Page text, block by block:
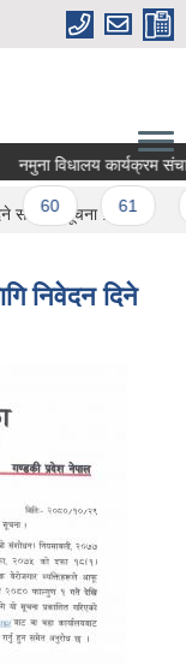
नमुना विधालय कार्यक्रम
60 61
सम्बन्धी सूचना !!!
निवेदन दिने